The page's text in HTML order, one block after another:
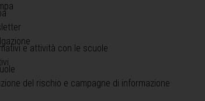
e attività con le scuole
del rischio e campagne di informazione